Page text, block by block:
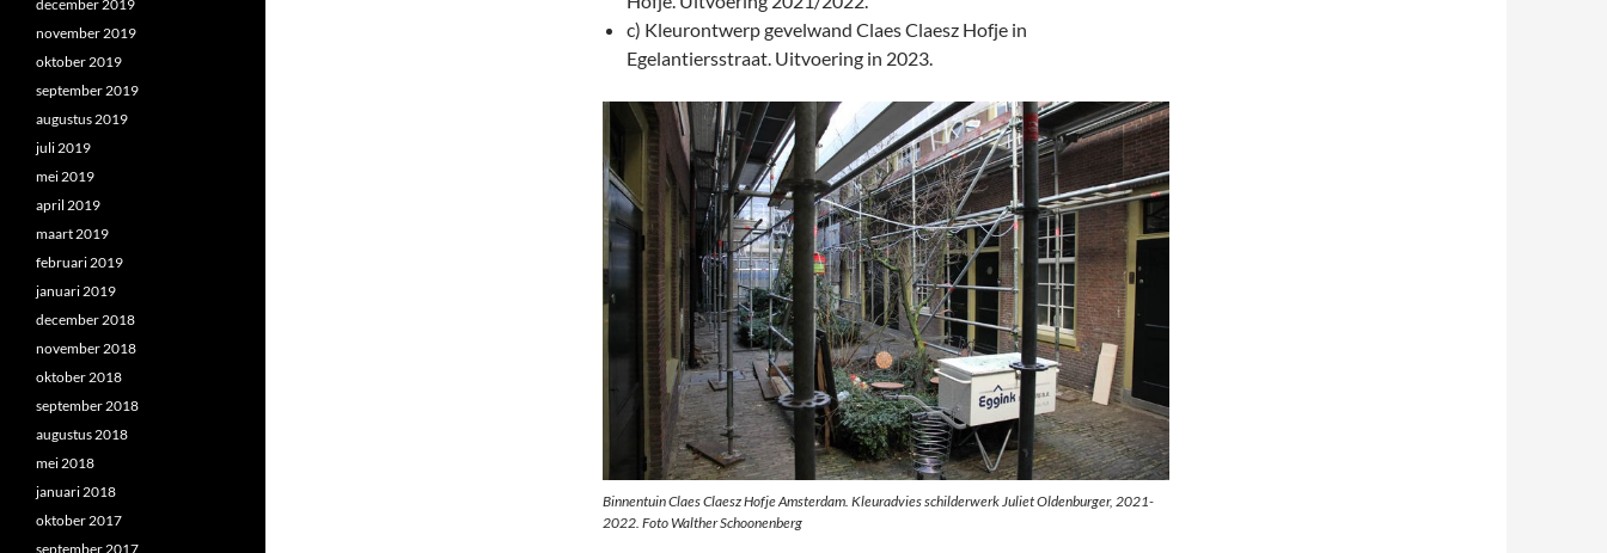
c) Kleurontwerp gevelwand Claes Claesz Hofje in
Egelantiersstraat. Uitvoering in 2023.
Binnentuin Claes Claesz Hofje Amsterdam. Kleuradvies schilderwerk Juliet Oldenburger, 2021-
2022. Foto Walther Schoonenberg
december 2019
november 2019
oktober 2019
september 2019
augustus 2019
juli 2019
mei 2019
april 2019
maart 2019
februari 2019
januari 2019
december 2018
november 2018
oktober 2018
september 2018
augustus 2018
mei 2018
januari 2018
oktober 2017
september 2017